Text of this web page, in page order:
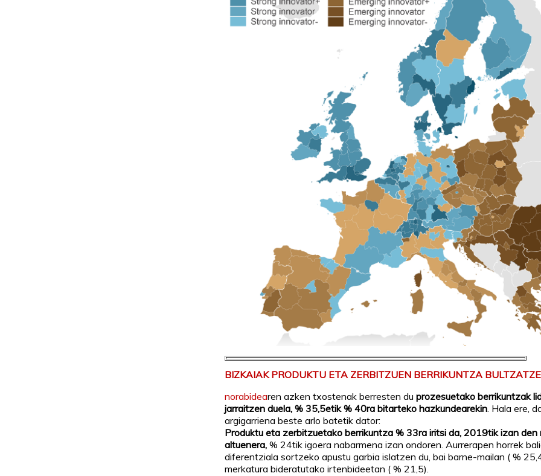
BIZKAIAK PRODUKTU ETA ZERBITZUEN BERRIKUNTZA
norabidearen azken txostenak berresten du prozesuetako berrikuntzak
jarraitzen duela, % 35,5etik % 40ra bitarteko hazkundearekin. Hala ere,
argigarriena beste arlo batetik dator:
Produktu eta zerbitzuetako berrikuntza % 33ra iritsi da, 2019tik izan den
altuenera, % 24tik igoera nabarmena izan ondoren. Aurrerapen horrek
diferentziala sortzeko apustu garbia islatzen du, bai barne-mailan ( %
merkatura bideratutako irtenbideetan ( % 21,5).